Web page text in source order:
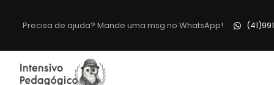
Precisa de ajuda? Mande uma msg no WhatsApp!